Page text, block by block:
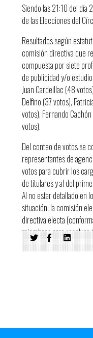
Siendo las 21:10 del día
de las Elecciones del
Resultados según
comisión directiva que
compuesta por siete
de publicidad y/o
Juan Cardeillac (48
Delfino (37 votos),
votos), Fernando
votos).
Del conteo de votos se
representantes de
votos para cubrir los
de titulares y al del
Al no estar detallado en
situación, la comisión
directiva electa
miembros para resolver
quiénes serán sus 11